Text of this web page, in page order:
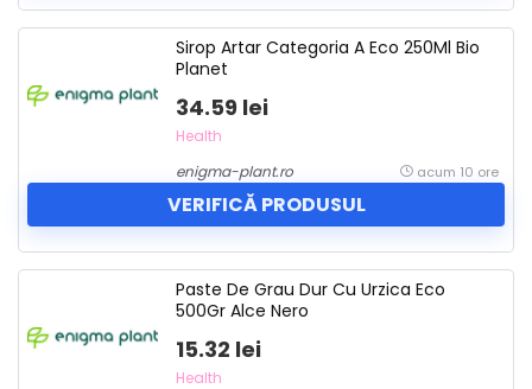
Sirop Artar Categoria A Eco 250Ml Bio
Planet
34.59 lei
Health
enigma-plant.ro
acum 10 ore
VERIFICĂ PRODUSUL
Paste De Grau Dur Cu Urzica Eco
500Gr Alce Nero
15.32 lei
Health